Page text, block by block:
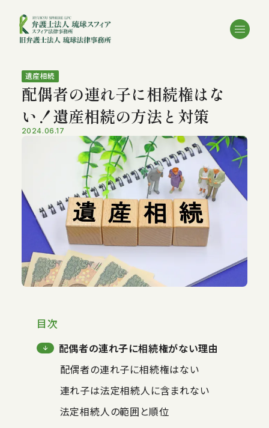
遺産相続
配偶者の連れ子に相続権はな
い！遺産相続の方法と対策
2024.06.17
目次
配偶者の連れ子に相続権がない理由
配偶者の連れ子に相続権はない
連れ子は法定相続人に含まれない
法定相続人の範囲と順位